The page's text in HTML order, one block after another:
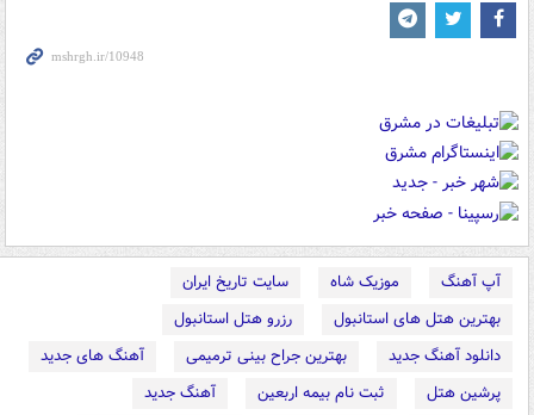
آپ آهنگ موزیک شاه
سایت تاریخ ایران
بهترین هتل های استانبول
رزرو هتل استانبول
دانلود آهنگ جدید
بهترین جراح بینی ترمیمی
آهنگ های جدید
پرشین هتل
ثبت نام بیمه اربعین
آهنگ جدید